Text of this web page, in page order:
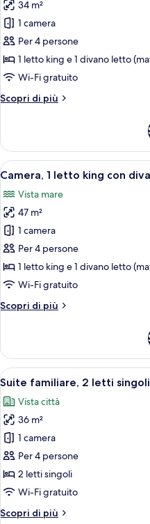
foto
per
Camera
Junior,
1
king
letto,
vista
mare
34 m²
1 camera
Per 4 persone
1 letto king e 1 divano letto
Wi-Fi gratuito
Scopri di più
Altri
Junior,
letto
con
divano
letto,
vista
mare
Apri
tutte
le
foto
per
Camera,
1
letto
con
vista
mare
12
Camera, 1 letto king con
Vista mare
47 m²
1 camera
Per 4 persone
1 letto king e 1 divano letto
Wi-Fi gratuito
Scopri di più
Altri
1
letto
king
divano
letto,
vista
mare
Apri
tutte
le
foto
per
Suite
familiare,
2
singoli,
8
Suite familiare, 2 letti
Vista città
36 m²
1 camera
Per 4 persone
2 letti singoli
Wi-Fi gratuito
Scopri di più
Altri